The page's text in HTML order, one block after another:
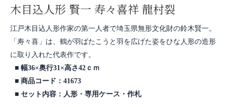
木目込人形 賢一 寿々喜祥 龍村裂
江戸木目込人形作家の第一人者で埼玉県無形文化財の鈴木賢一。
「寿々喜」は、鶴が羽ばたこうと羽を広げた姿をひな人形の造形
に取り入れた代表作です。
幅36×奥行31×高さ42ｃｍ
商品コード：41673
セット内容：人形・専用ケース・作札